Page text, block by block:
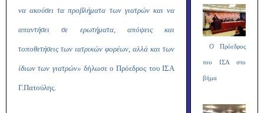
να ακούσει τα προβλήματα των γιατρών και να
απαντήσει σε ερωτήματα, απόψεις και
τοποθετήσεις των ιατρικών φορέων, αλλά και των
ίδιων των γιατρών» δήλωσε ο Πρόεδρος του ΙΣΑ
Γ.Πατούλης.
Ο Πρόεδρος
του ΙΣΑ στο
βήμα